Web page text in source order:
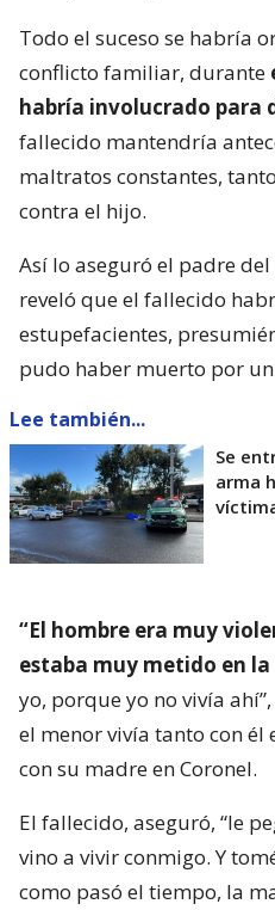
Todo el suceso se habría
conflicto familiar, durante
habría involucrado para
fallecido mantendría
maltratos constantes,
contra el hijo.
Así lo aseguró el padre
reveló que el fallecido
estupefacientes,
pudo haber muerto por
Lee también...
Se
arma
“El hombre era muy
estaba muy metido en
yo, porque yo no vivía
el menor vivía tanto con él
con su madre en Coronel.
El fallecido, aseguró, “le
vino a vivir conmigo. Y
como pasó el tiempo, la